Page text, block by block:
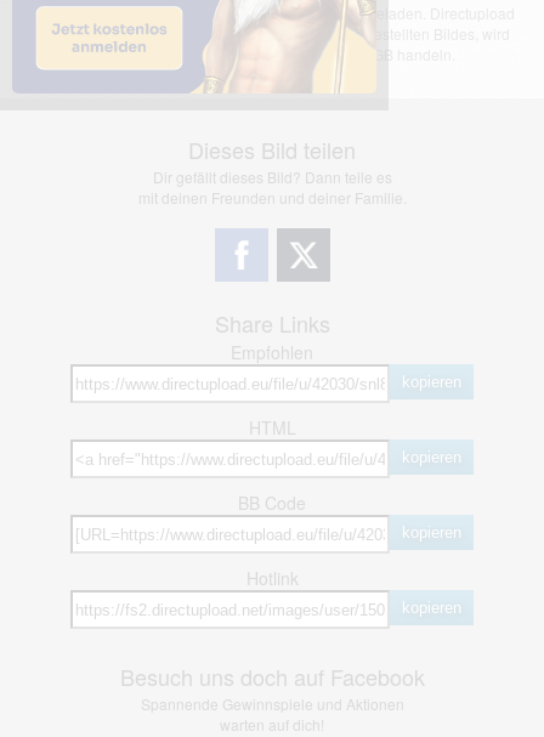
Das dargestellte Bild wurde von einem Nutzer hochgeladen. Directupload
übernimmt keinerlei Haftung für den Inhalt des dargestellten Bildes, wird
jedoch bei Verstößen nach §2(3) unserer AGB handeln.
Dieses Bild teilen
Dir gefällt dieses Bild? Dann teile es
mit deinen Freunden und deiner Familie.
Share Links
Empfohlen
kopieren
HTML
kopieren
BB Code
kopieren
Hotlink
kopieren
Besuch uns doch auf Facebook
Spannende Gewinnspiele und Aktionen
warten auf dich!